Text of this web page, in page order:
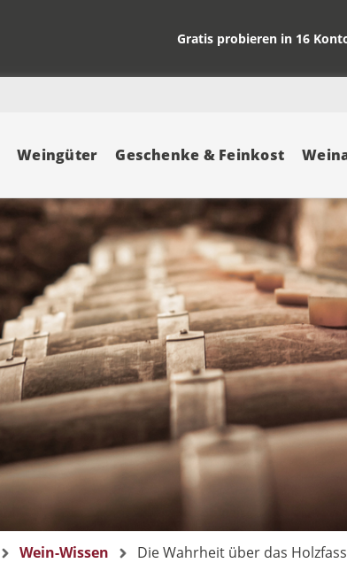
Gratis probieren in 16
Weingüter Geschenke & Feinkost
Wein-Wissen Die Wahrheit über das Holzfass